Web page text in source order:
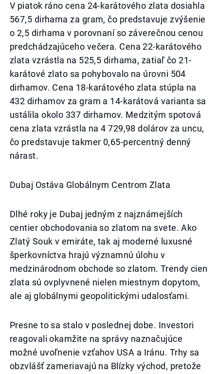
V piatok ráno cena 24-karátového zlata dosiahla
567,5 dirhama za gram, čo predstavuje zvýšenie
o 2,5 dirhama v porovnaní so záverečnou cenou
predchádzajúceho večera. Cena 22-karátového
zlata vzrástla na 525,5 dirhama, zatiaľ čo 21-
karátové zlato sa pohybovalo na úrovni 504
dirhamov. Cena 18-karátového zlata stúpla na
432 dirhamov za gram a 14-karátová varianta sa
ustálila okolo 337 dirhamov. Medzitým spotová
cena zlata vzrástla na 4 729,98 dolárov za uncu,
čo predstavuje takmer 0,65-percentný denný
nárast.
Dubaj Ostáva Globálnym Centrom Zlata
Dlhé roky je Dubaj jedným z najznámejších
centier obchodovania so zlatom na svete. Ako
Zlatý Souk v emiráte, tak aj moderné luxusné
šperkovníctva hrajú významnú úlohu v
medzinárodnom obchode so zlatom. Trendy cien
zlata sú ovplyvnené nielen miestnym dopytom,
ale aj globálnymi geopolitickými udalosťami.
Presne to sa stalo v poslednej dobe. Investori
reagovali okamžite na správy naznačujúce
možné uvoľnenie vzťahov USA a Iránu. Trhy sa
obzvlášť zameriavajú na Blízky východ, pretože